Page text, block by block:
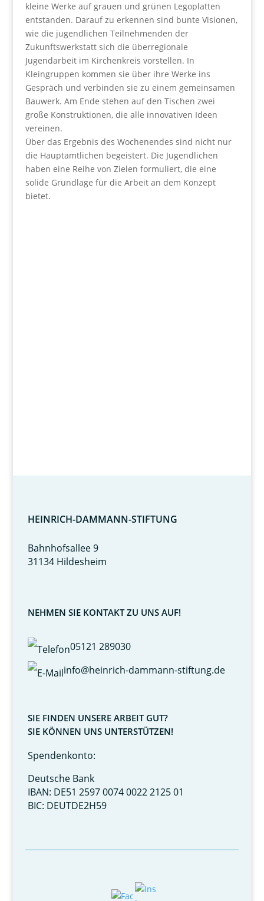
kleine Werke auf grauen und grünen Legoplatten
entstanden. Darauf zu erkennen sind bunte Visionen,
wie die jugendlichen Teilnehmenden der
Zukunftswerkstatt sich die überregionale
Jugendarbeit im Kirchenkreis vorstellen. In
Kleingruppen kommen sie über ihre Werke ins
Gespräch und verbinden sie zu einem gemeinsamen
Bauwerk. Am Ende stehen auf den Tischen zwei
große Konstruktionen, die alle innovativen Ideen
vereinen.
Über das Ergebnis des Wochenendes sind nicht nur
die Hauptamtlichen begeistert. Die Jugendlichen
haben eine Reihe von Zielen formuliert, die eine
solide Grundlage für die Arbeit an dem Konzept
bietet.
HEINRICH-DAMMANN-STIFTUNG
Bahnhofsallee 9
31134 Hildesheim
NEHMEN SIE KONTAKT ZU UNS AUF!
05121 289030
info@heinrich-dammann-stiftung.de
SIE FINDEN UNSERE ARBEIT GUT?
SIE KÖNNEN UNS UNTERSTÜTZEN!
Spendenkonto:
Deutsche Bank
IBAN: DE51 2597 0074 0022 2125 01
BIC: DEUTDE2H59